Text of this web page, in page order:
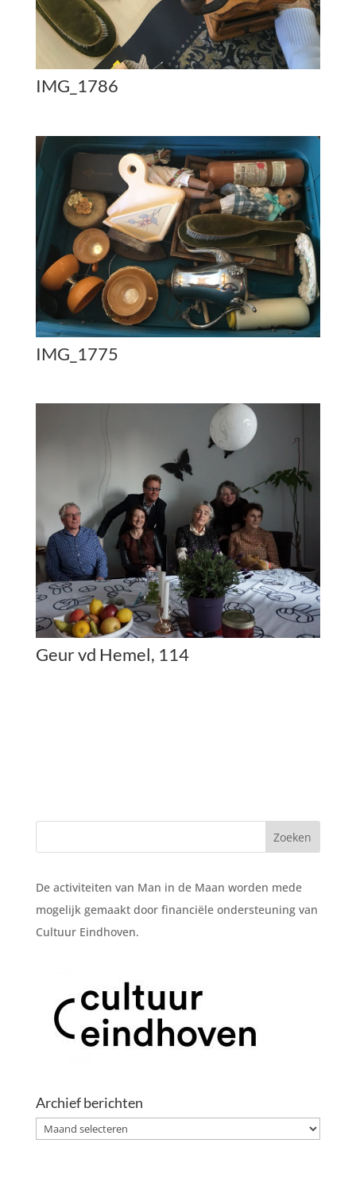
IMG_1786
IMG_1775
Geur vd Hemel, 114
De activiteiten van Man in de Maan worden mede
mogelijk gemaakt door financiële ondersteuning van
Cultuur Eindhoven.
Archief berichten
Archief